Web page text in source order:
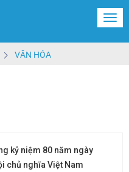
VĂN HÓA
kỷ niệm 80 năm ngày
chủ nghĩa Việt Nam